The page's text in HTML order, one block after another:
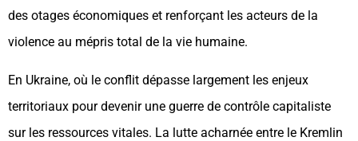
des otages économiques et renforçant les acteurs de la
violence au mépris total de la vie humaine.
En Ukraine, où le conflit dépasse largement les enjeux
territoriaux pour devenir une guerre de contrôle capitaliste
sur les ressources vitales. La lutte acharnée entre le Kremlin